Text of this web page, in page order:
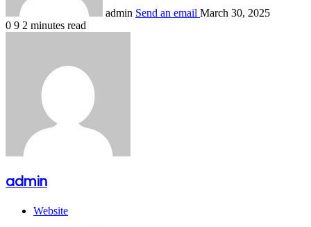
admin Send an email March 30, 2025
0 9 2 minutes read
admin
Website